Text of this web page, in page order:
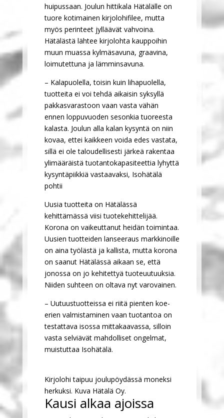
huipussaan. Joulun hittikala Hätälälle on
tuore kotimainen kirjolohifilee, mutta
myös perinteet jylläävät vahvoina.
Hätälästä lähtee kirjolohta kauppoihin
muun muassa kylmäsavuna, graavina,
loimutettuna ja lämminsavuna.
– Kalapuolella, toisin kuin lihapuolella,
tuotteita ei voi tehdä aikaisin syksyllä
pakkasvarastoon vaan vasta vähän
ennen loppuvuoden sesonkia tuoreesta
kalasta. Joulun alla kalan kysyntä on niin
kovaa, ettei kaikkeen voida edes vastata,
sillä ei ole taloudellisesti järkeä rakentaa
ylimääräistä tuotantokapasiteettia lyhyttä
kysyntäpiikkiä vastaavaksi, Isohätälä
pohtii
Uusia tuotteita on Hätälässä
kehittämässä viisi tuotekehittelijää.
Korona on vaikeuttanut heidän toimintaa.
Uusien tuotteiden lanseeraus markkinoille
on aina työlästä ja kallista, mutta korona
on saanut Hätälässä aikaan se, että
jonossa on jo kehitettyä tuoteuutuuksia.
Niiden suhteen on oltava nyt varovainen.
– Uutuustuotteissa ei riitä pienten koe-
erien valmistaminen vaan tuotantoa on
testattava isossa mittakaavassa, silloin
vasta selviävät mahdolliset ongelmat,
muistuttaa Isohätälä.
Kirjolohi taipuu joulupöydässä moneksi
herkuksi. Kuva Hätälä Oy.
Kausi alkaa ajoissa